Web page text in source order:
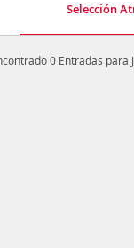
Selección
0 Entradas para